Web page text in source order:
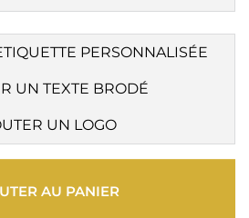
PERSONNALISÉE
UN TEXTE BRODÉ
UN LOGO
AU PANIER